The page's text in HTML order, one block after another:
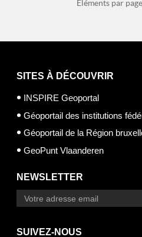
Éléments par
SITES À DÉCOUVRIR
INSPIRE Geoportal
Géoportail des institutions
Géoportail de la Région
GeoPunt Vlaanderen
NEWSLETTER
SUIVEZ-NOUS